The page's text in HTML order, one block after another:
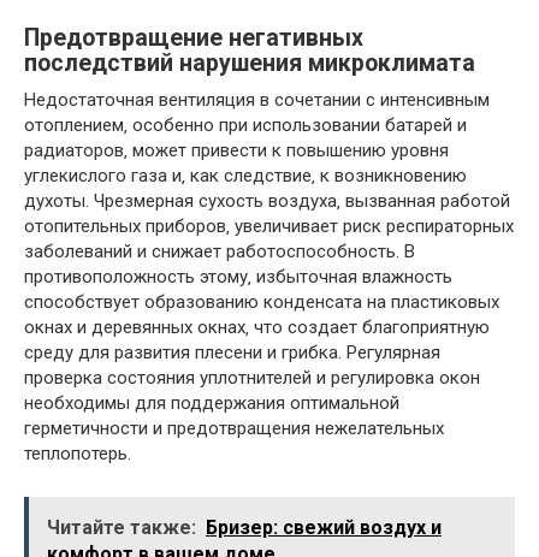
Предотвращение негативных
последствий нарушения микроклимата
Недостаточная вентиляция в сочетании с интенсивным
отоплением‚ особенно при использовании батарей и
радиаторов‚ может привести к повышению уровня
углекислого газа и‚ как следствие‚ к возникновению
духоты. Чрезмерная сухость воздуха‚ вызванная работой
отопительных приборов‚ увеличивает риск респираторных
заболеваний и снижает работоспособность. В
противоположность этому‚ избыточная влажность
способствует образованию конденсата на пластиковых
окнах и деревянных окнах‚ что создает благоприятную
среду для развития плесени и грибка. Регулярная
проверка состояния уплотнителей и регулировка окон
необходимы для поддержания оптимальной
герметичности и предотвращения нежелательных
теплопотерь.
Читайте также: Бризер: свежий воздух и